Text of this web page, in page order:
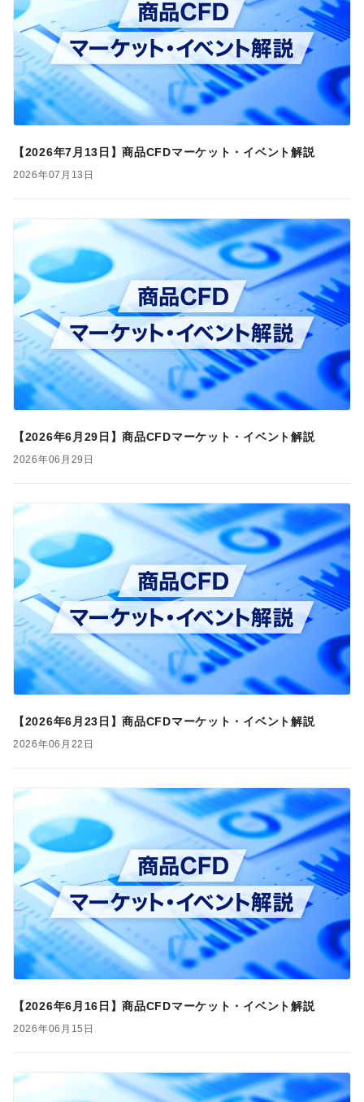
【2026年7月13日】商品CFDマーケット・イベント解説
2026年07月13日
【2026年6月29日】商品CFDマーケット・イベント解説
2026年06月29日
【2026年6月23日】商品CFDマーケット・イベント解説
2026年06月22日
【2026年6月16日】商品CFDマーケット・イベント解説
2026年06月15日